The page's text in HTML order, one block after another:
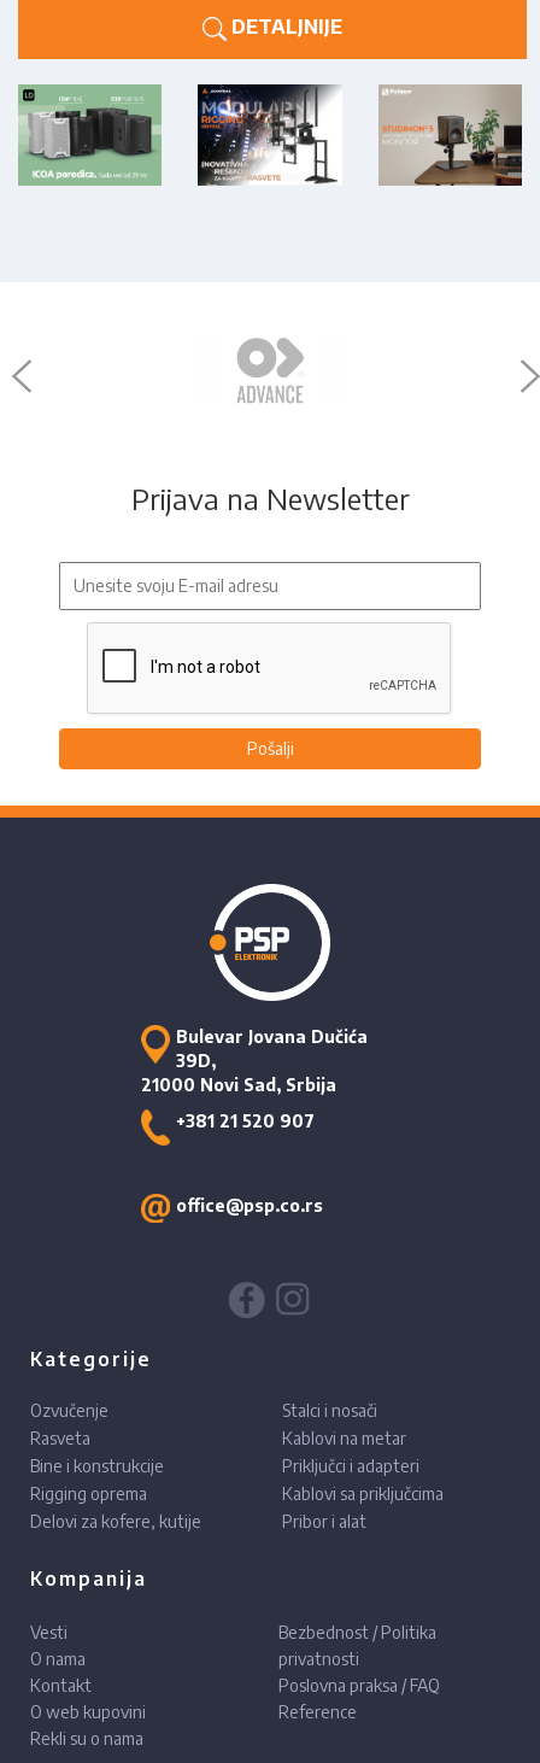
DETALJNIJE
Prijava na Newsletter
Pošalji
Bulevar Jovana Dučića
39D,
21000 Novi Sad, Srbija
+381 21 520 907
office@psp.co.rs
Kategorije
Ozvučenje
Rasveta
Bine i konstrukcije
Rigging oprema
Delovi za kofere, kutije
Stalci i nosači
Kablovi na metar
Priključci i adapteri
Kablovi sa priključcima
Pribor i alat
Kompanija
Vesti
O nama
Kontakt
O web kupovini
Rekli su o nama
Bezbednost / Politika
privatnosti
Poslovna praksa / FAQ
Reference